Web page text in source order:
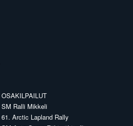
OSAKILPAILUT
SM Ralli Mikkeli
61. Arctic Lapland Rally